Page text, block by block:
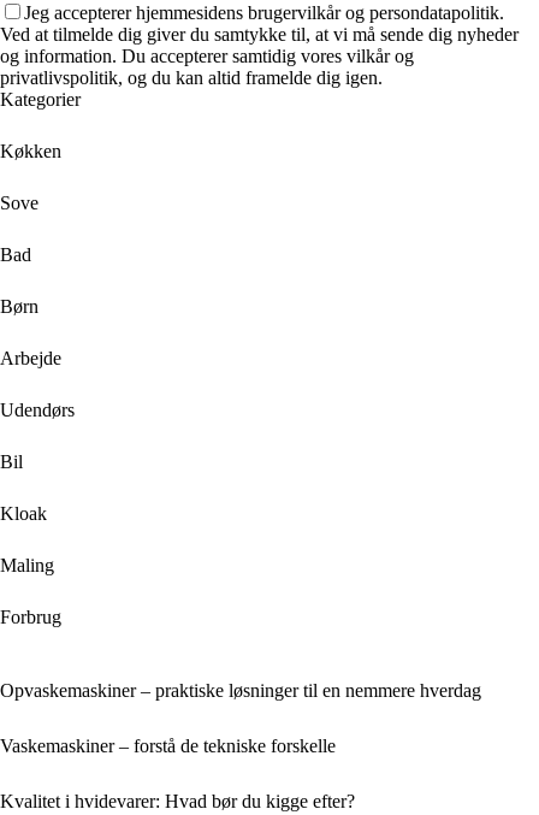
Jeg accepterer hjemmesidens brugervilkår og persondatapolitik.
Ved at tilmelde dig giver du samtykke til, at vi må sende dig nyheder
og information. Du accepterer samtidig vores vilkår og
privatlivspolitik, og du kan altid framelde dig igen.
Kategorier
Køkken
Sove
Bad
Børn
Arbejde
Udendørs
Bil
Kloak
Maling
Forbrug
Opvaskemaskiner – praktiske løsninger til en nemmere hverdag
Vaskemaskiner – forstå de tekniske forskelle
Kvalitet i hvidevarer: Hvad bør du kigge efter?